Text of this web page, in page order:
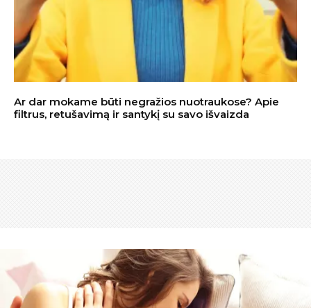
Ar dar mokame būti negražios nuotraukose? Apie
filtrus, retušavimą ir santykį su savo išvaizda